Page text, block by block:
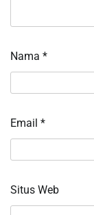
Nama *
Email *
Situs Web